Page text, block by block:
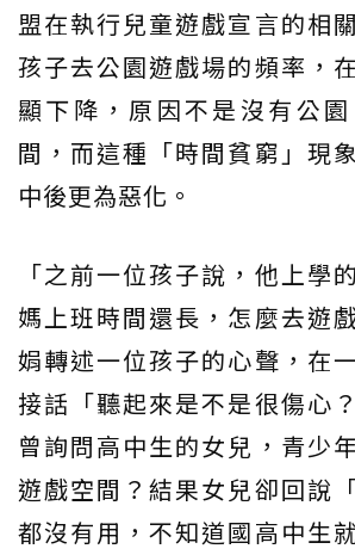
盟在執行兒童遊戲宣言的相
孩子去公園遊戲場的頻率，
顯下降，原因不是沒有公
間，而這種「時間貧窮」現
中後更為惡化。
「之前一位孩子說，他上學
媽上班時間還長，怎麼去遊
娟轉述一位孩子的心聲，在
接話「聽起來是不是很傷心
曾詢問高中生的女兒，青少
遊戲空間？結果女兒卻回說
都沒有用，不知道國高中生